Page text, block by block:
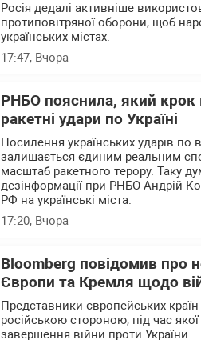
Росія дедалі активніше
протиповітряної оборони, щоб
українських містах.
17:47, Вчора
РНБО пояснила, який
ракетні удари по Україні
Посилення українських ударів по
залишається єдиним реальним
масштаб ракетного терору. Таку
дезінформації при РНБО Андрій
РФ на українські міста.
17:20, Вчора
Bloomberg повідомив про
Європи та Кремля щодо
Представники європейських
російською стороною, під час
завершення війни проти України.